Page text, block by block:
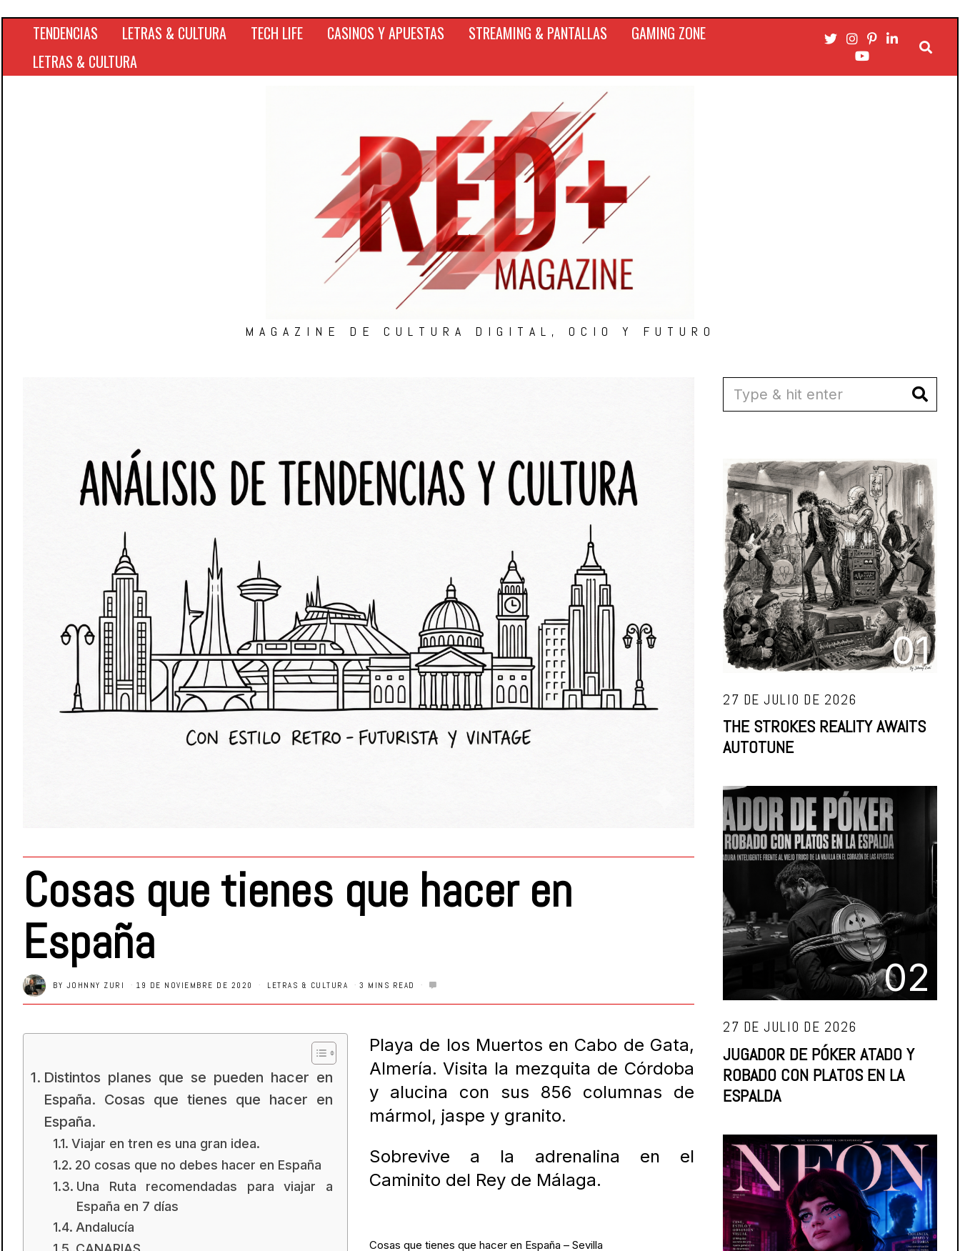
TENDENCIAS LETRAS & CULTURA TECH LIFE CASINOS Y APUESTAS STREAMING & PANTALLAS
GAMING ZONE
LETRAS & CULTURA
MAGAZINE DE CULTURA DIGITAL, OCIO Y FUTURO
Cosas que tienes que hacer en
España
BY JOHNNY ZURI 19 DE NOVIEMBRE DE 2020 LETRAS & CULTURA 3 MINS READ
Distintos planes que se pueden hacer en
España. Cosas que tienes que hacer en
España.
Viajar en tren es una gran idea.
20 cosas que no debes hacer en España
Una Ruta recomendadas para viajar a
España en 7 días
Andalucía
Playa de los Muertos en Cabo de Gata,
Almería. Visita la mezquita de Córdoba
y alucina con sus 856 columnas de
mármol, jaspe y granito.
Sobrevive a la adrenalina en el
Caminito del Rey de Málaga.
Cosas que tienes que hacer en España – Sevilla
01
27 DE JULIO DE 2026
THE STROKES REALITY AWAITS
AUTOTUNE
02
27 DE JULIO DE 2026
JUGADOR DE PÓKER ATADO Y
ROBADO CON PLATOS EN LA
ESPALDA